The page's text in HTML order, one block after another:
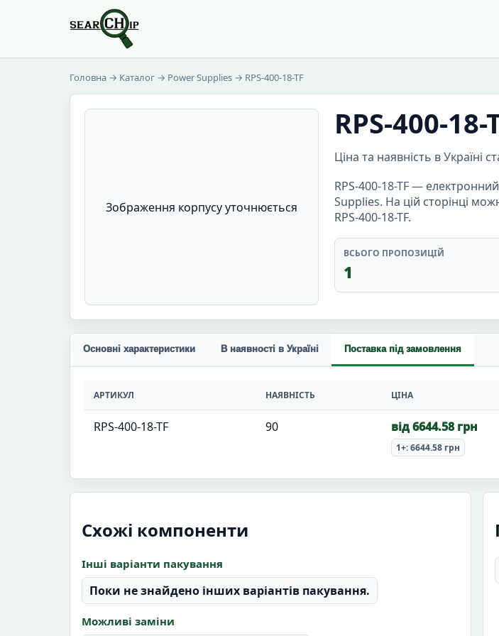
Головна → Каталог → Power Supplies → RPS-400-18-TF
Зображення корпусу уточнюється
RPS-400-18-
Ціна та наявність в Україні
RPS-400-18-TF —
Supplies. На цій сторінці
RPS-400-18-TF.
ВСЬОГО ПРОПОЗИЦІЙ
1
Основні характеристики В наявності в Україні Поставка під замовлення
АРТИКУЛ НАЯВНІСТЬ ЦІНА
RPS-400-18-TF 90 від 6644.58 грн
1+: 6644.58 грн
Схожі компоненти
Інші варіанти пакування
Поки не знайдено інших варіантів пакування.
Можливі заміни